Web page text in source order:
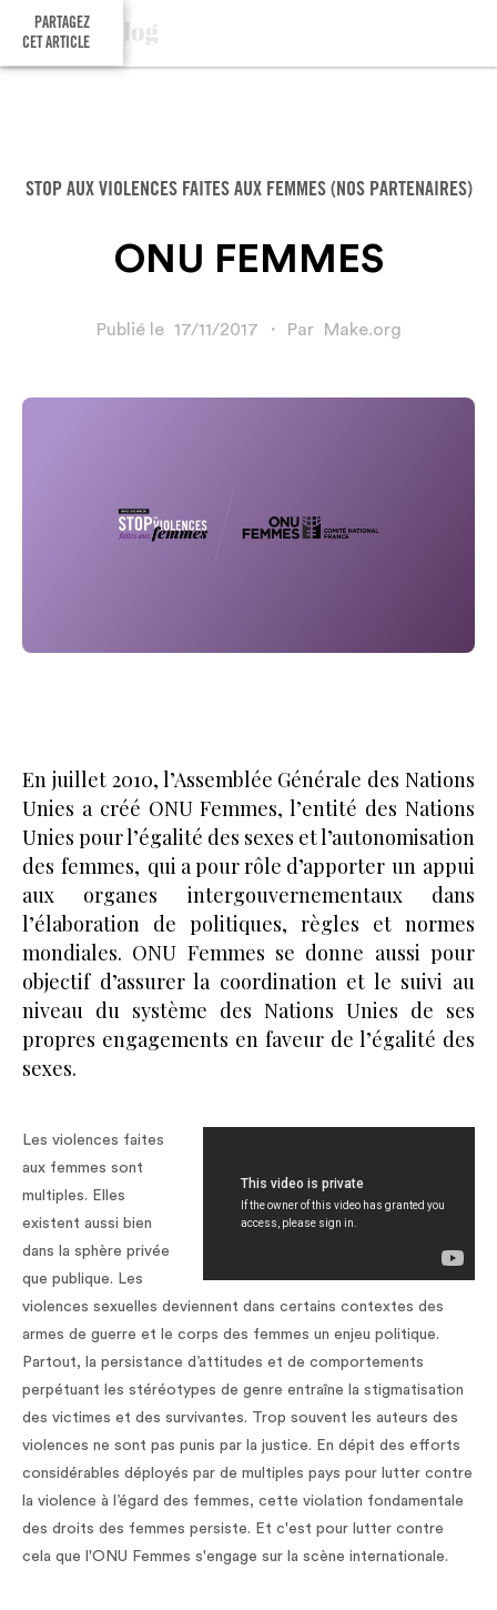
PARTAGEZ
CET ARTICLE
STOP AUX VIOLENCES FAITES AUX FEMMES (NOS PARTENAIRES)
ONU FEMMES
Publié le 17/11/2017 ・ Par Make.org
En juillet 2010, l’Assemblée Générale des Nations
Unies a créé ONU Femmes, l’entité des Nations
Unies pour l’égalité des sexes et l’autonomisation
des femmes, qui a pour rôle d’apporter un appui
aux organes intergouvernementaux dans
l’élaboration de politiques, règles et normes
mondiales. ONU Femmes se donne aussi pour
objectif d’assurer la coordination et le suivi au
niveau du système des Nations Unies de ses
propres engagements en faveur de l’égalité des
sexes.
Les violences faites
aux femmes sont
multiples. Elles
existent aussi bien
dans la sphère privée
que publique. Les
violences sexuelles deviennent dans certains contextes des
armes de guerre et le corps des femmes un enjeu politique.
Partout, la persistance d’attitudes et de comportements
perpétuant les stéréotypes de genre entraîne la stigmatisation
des victimes et des survivantes. Trop souvent les auteurs des
violences ne sont pas punis par la justice. En dépit des efforts
considérables déployés par de multiples pays pour lutter contre
la violence à l’égard des femmes, cette violation fondamentale
des droits des femmes persiste. Et c'est pour lutter contre
cela que l'ONU Femmes s'engage sur la scène internationale.